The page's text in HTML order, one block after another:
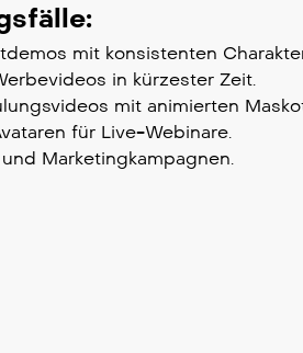
mit konsistenten
in kürzester Zeit.
mit animierten
für Live-Webinare.
Marketingkampagnen.